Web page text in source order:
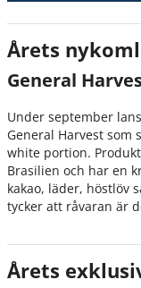
Årets
General
Under september
General Harvest som
white portion.
Brasilien och har en
kakao, läder, höstlöv
tycker att råvaran är
Årets